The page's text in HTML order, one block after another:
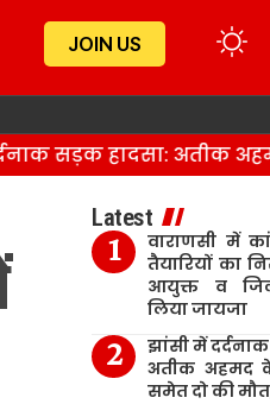
JOIN US
सड़क हादसा: अतीक
Latest
वाराणसी में
तैयारियों का
आयुक्त व
लिया जायजा
झांसी में
अतीक अहमद
समेत दो की